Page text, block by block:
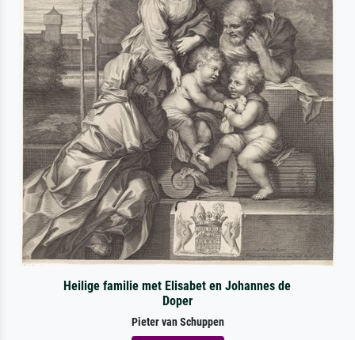
Heilige familie met Elisabet en Johannes de
Doper
Pieter van Schuppen